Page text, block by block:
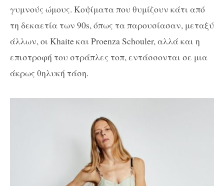
γυμνούς ώμους. Κοψίματα που θυμίζουν κάτι από
τη δεκαετία των 90s, όπως τα παρουσίασαν, μεταξύ
άλλων, οι Khaite και Proenza Schouler, αλλά και η
επιστροφή του στράπλες τοπ, εντάσσονται σε μια
άκρως θηλυκή τάση.